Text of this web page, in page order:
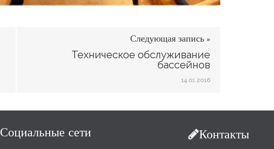
Следующая запись »
Техническое обслуживание
бассейнов
14.01.2016
Социальные сети Контакты